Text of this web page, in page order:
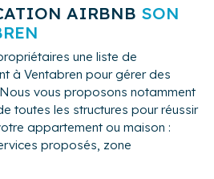
AIRBNB SON
une liste de
à Ventabren pour gérer des
vous proposons notamment
toutes les structures pour réussir
appartement ou maison :
proposés, zone